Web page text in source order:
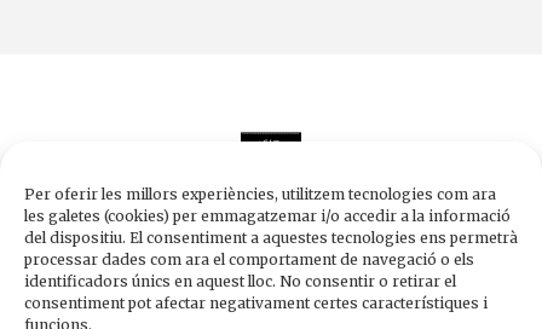
Per oferir les millors experiències, utilitzem tecnologies com ara
les galetes (cookies) per emmagatzemar i/o accedir a la informació
del dispositiu. El consentiment a aquestes tecnologies ens permetrà
processar dades com ara el comportament de navegació o els
identificadors únics en aquest lloc. No consentir o retirar el
consentiment pot afectar negativament certes característiques i
funcions.
Edicions de 1984
Carrer Trafalgar, 10, 2n-2a A